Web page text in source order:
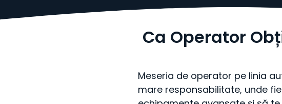
Ca Operator
Meseria de operator pe linia
mare responsabilitate, unde